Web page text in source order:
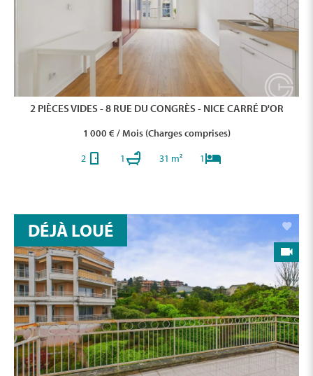
1 000 € / Mois (Charges comprises)
2
1 31 m² 1
2 PIÈCES VIDES - 8 RUE DU CONGRÈS - NICE CARRÉ D'OR
DÉJÀ LOUÉ